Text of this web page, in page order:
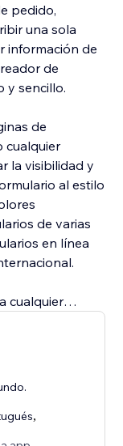
pedido,
una sola
información de
de
y sencillo.
de
cualquier
la visibilidad y
al estilo
de varias
en línea
cualquier
pasos o un
Nuestro
la flexibilidad
alta conversión
,